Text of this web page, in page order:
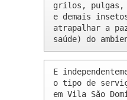
grilos, pulgas,
e demais
atrapalhar a
saúde) do
E
o tipo de
em Vila São